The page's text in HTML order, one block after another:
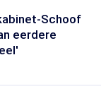
Schoof
eerdere